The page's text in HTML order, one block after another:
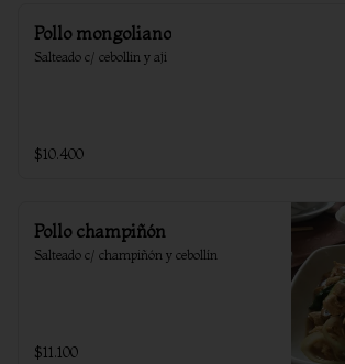
Pollo mongoliano
Salteado c/ cebollin y aji
$10.400
Pollo champiñón
Salteado c/ champiñón y cebollín
$11.100